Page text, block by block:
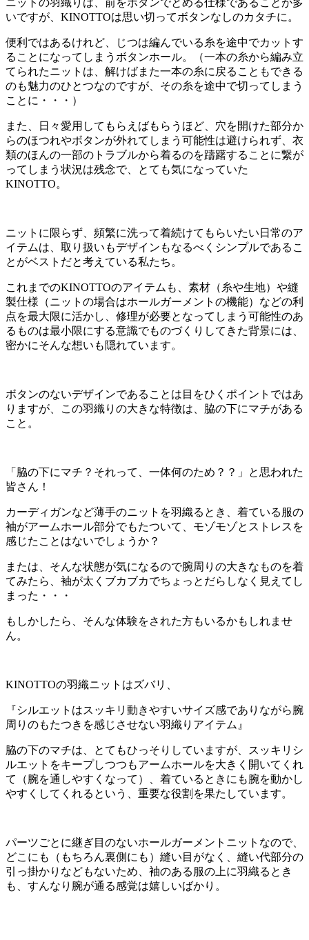
いですが、KINOTTOは思い切ってボタンなしのカタチに。
便利ではあるけれど、じつは編んでいる糸を途中でカットす
ることになってしまうボタンホール。（一本の糸から編み立
てられたニットは、解けばまた一本の糸に戻ることもできる
のも魅力のひとつなのですが、その糸を途中で切ってしまう
ことに・・・）
また、日々愛用してもらえばもらうほど、穴を開けた部分か
らのほつれやボタンが外れてしまう可能性は避けられず、衣
類のほんの一部のトラブルから着るのを躊躇することに繋が
ってしまう状況は残念で、とても気になっていた
KINOTTO。
ニットに限らず、頻繁に洗って着続けてもらいたい日常のア
イテムは、取り扱いもデザインもなるべくシンプルであるこ
とがベストだと考えている私たち。
これまでのKINOTTOのアイテムも、素材（糸や生地）や縫
製仕様（ニットの場合はホールガーメントの機能）などの利
点を最大限に活かし、修理が必要となってしまう可能性のあ
るものは最小限にする意識でものづくりしてきた背景には、
密かにそんな想いも隠れています。
ボタンのないデザインであることは目をひくポイントではあ
りますが、この羽織りの大きな特徴は、脇の下にマチがある
こと。
「脇の下にマチ？それって、一体何のため？？」と思われた
皆さん！
カーディガンなど薄手のニットを羽織るとき、着ている服の
袖がアームホール部分でもたついて、モゾモゾとストレスを
感じたことはないでしょうか？
または、そんな状態が気になるので腕周りの大きなものを着
てみたら、袖が太くブカブカでちょっとだらしなく見えてし
まった・・・
もしかしたら、そんな体験をされた方もいるかもしれませ
ん。
KINOTTOの羽織ニットはズバリ、
『シルエットはスッキリ動きやすいサイズ感でありながら腕
周りのもたつきを感じさせない羽織りアイテム』
脇の下のマチは、とてもひっそりしていますが、スッキリシ
ルエットをキープしつつもアームホールを大きく開いてくれ
て（腕を通しやすくなって）、着ているときにも腕を動かし
やすくしてくれるという、重要な役割を果たしています。
パーツごとに継ぎ目のないホールガーメントニットなので、
どこにも（もちろん裏側にも）縫い目がなく、縫い代部分の
引っ掛かりなどもないため、袖のある服の上に羽織るとき
も、すんなり腕が通る感覚は嬉しいばかり。